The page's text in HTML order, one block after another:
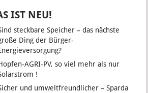
IST NEU!
steckbare Speicher – das nächste
Ding der Bürger-
AGRI-PV, so viel mehr als nur
!
und umweltfreundlicher – Sparda